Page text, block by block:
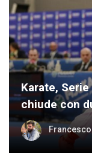
Karate, Serie
chiude con
Francesco